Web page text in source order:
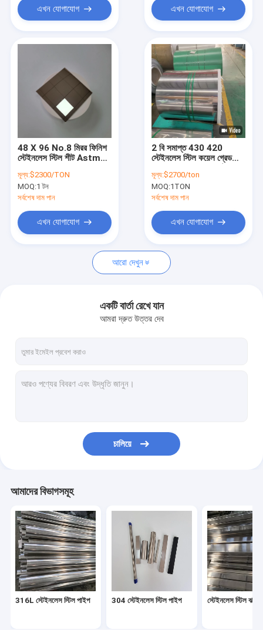
ভিডিও
আমাদের সম্বন্ধে
কারখানা পরিদর্শন
316L স্টেইনলেস স্টিল পাইপ
304 স্টেইনলেস স্টিল পাইপ
স্টেইনলেস স্টিল ধাতু শীট
মিরর স্টেইনলেস স্টিল শীট
অ্যালুমিনিয়াম খাদ পাইপ
অ্যালুমিনিয়াম খাদ শীট
অ্যালুমিনিয়াম খাদ কয়েল
এখন যোগাযোগ এখন যোগাযোগ
48 X 96 No.8 মিরর ফিনিশ
স্টেইনলেস স্টিল শীট Astm
মূল্য:$2300/TON
MOQ:1 টন
সর্বশেষ দাম পান
এখন যোগাযোগ
2 বি সমাপ্ত 430 420
স্টেইনলেস স্টিল কয়েল গ্রেড
গ্যালভেনাইজড স্টিল প্লেট
মূল্য:$2700/ton
MOQ:1TON
সর্বশেষ দাম পান
এখন যোগাযোগ
আরো দেখুন
একটি বার্তা রেখে যান
আমরা দ্রুত উত্তর দেব
চালিয়ে
আমাদের বিভাগসমূহ
316L স্টেইনলেস স্টিল পাইপ 304 স্টেইনলেস স্টিল পাইপ স্টেইনলেস স্টিল